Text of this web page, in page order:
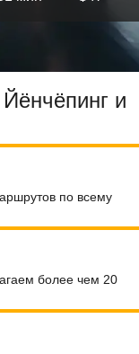
и
по всему
более чем 20